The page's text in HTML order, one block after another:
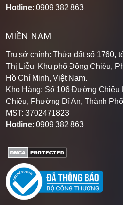
Thị Liễu, Khu phố Đông Chiêu,
Hồ Chí Minh, Việt Nam.
Kho Hàng: Số 106 Đường Chiêu
Chiêu, Phường Dĩ An, Thành
MST: 3702471823
Hotline: 0909 382 863